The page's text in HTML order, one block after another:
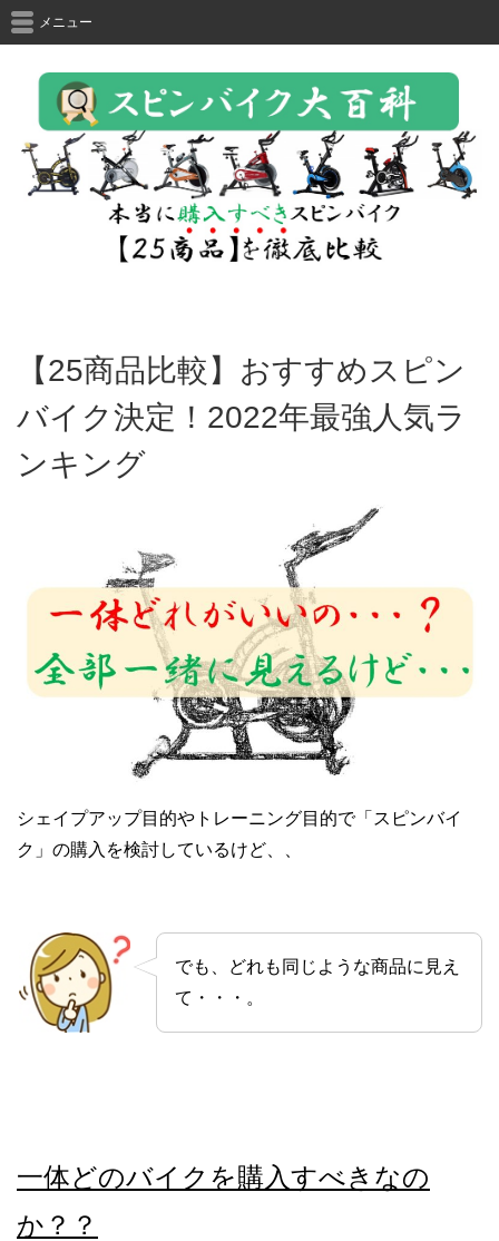
メニュー
【25商品比較】おすすめスピン
バイク決定！2022年最強人気ラ
ンキング
シェイプアップ目的やトレーニング目的で「スピンバイ
ク」の購入を検討しているけど、、
でも、どれも同じような商品に見え
て・・・。
一体どのバイクを購入すべきなの
か？？